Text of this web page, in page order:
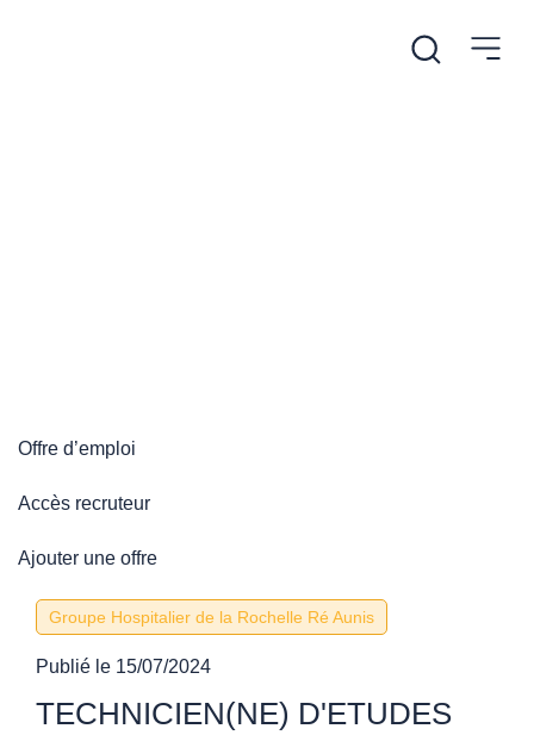
Offre d’emploi
Accès recruteur
Ajouter une offre
Groupe Hospitalier de la Rochelle Ré Aunis
Publié le 15/07/2024
TECHNICIEN(NE) D'ETUDES